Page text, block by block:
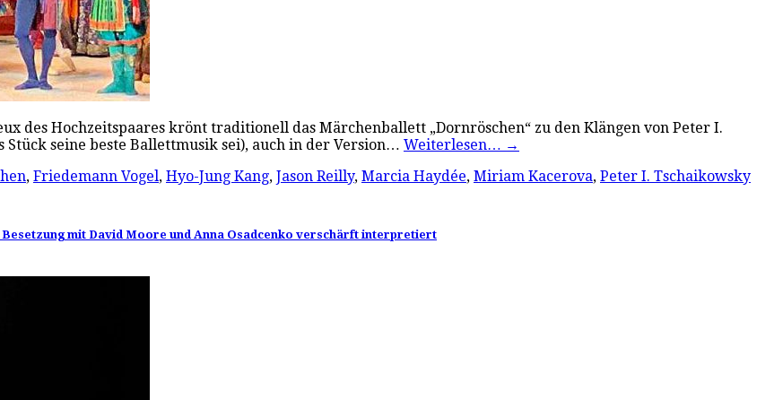
des Hochzeitspaares krönt traditionell das Märchenballett „Dornröschen“ zu den Klängen von Peter I.
seine beste Ballettmusik sei), auch in der Version… Weiterlesen… →
, Friedemann Vogel, Hyo-Jung Kang, Jason Reilly, Marcia Haydée, Miriam Kacerova, Peter I. Tschaikowsky
mit David Moore und Anna Osadcenko verschärft interpretiert